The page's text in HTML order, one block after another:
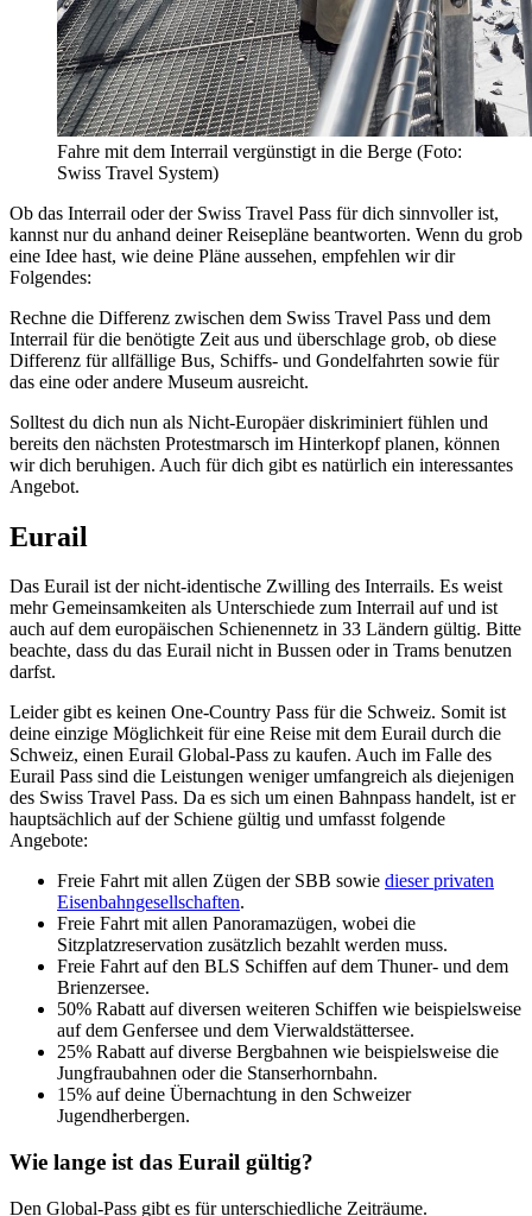
Fahre mit dem Interrail vergünstigt in die Berge (Foto:
Swiss Travel System)
Ob das Interrail oder der Swiss Travel Pass für dich sinnvoller ist,
kannst nur du anhand deiner Reisepläne beantworten. Wenn du grob
eine Idee hast, wie deine Pläne aussehen, empfehlen wir dir
Folgendes:
Rechne die Differenz zwischen dem Swiss Travel Pass und dem
Interrail für die benötigte Zeit aus und überschlage grob, ob diese
Differenz für allfällige Bus, Schiffs- und Gondelfahrten sowie für
das eine oder andere Museum ausreicht.
Solltest du dich nun als Nicht-Europäer diskriminiert fühlen und
bereits den nächsten Protestmarsch im Hinterkopf planen, können
wir dich beruhigen. Auch für dich gibt es natürlich ein interessantes
Angebot.
Eurail
Das Eurail ist der nicht-identische Zwilling des Interrails. Es weist
mehr Gemeinsamkeiten als Unterschiede zum Interrail auf und ist
auch auf dem europäischen Schienennetz in 33 Ländern gültig. Bitte
beachte, dass du das Eurail nicht in Bussen oder in Trams benutzen
darfst.
Leider gibt es keinen One-Country Pass für die Schweiz. Somit ist
deine einzige Möglichkeit für eine Reise mit dem Eurail durch die
Schweiz, einen Eurail Global-Pass zu kaufen. Auch im Falle des
Eurail Pass sind die Leistungen weniger umfangreich als diejenigen
des Swiss Travel Pass. Da es sich um einen Bahnpass handelt, ist er
hauptsächlich auf der Schiene gültig und umfasst folgende
Angebote:
Freie Fahrt mit allen Zügen der SBB sowie dieser privaten
Eisenbahngesellschaften.
Freie Fahrt mit allen Panoramazügen, wobei die
Sitzplatzreservation zusätzlich bezahlt werden muss.
Freie Fahrt auf den BLS Schiffen auf dem Thuner- und dem
Brienzersee.
50% Rabatt auf diversen weiteren Schiffen wie beispielsweise
auf dem Genfersee und dem Vierwaldstättersee.
25% Rabatt auf diverse Bergbahnen wie beispielsweise die
Jungfraubahnen oder die Stanserhornbahn.
15% auf deine Übernachtung in den Schweizer
Jugendherbergen.
Wie lange ist das Eurail gültig?
Den Global-Pass gibt es für unterschiedliche Zeiträume.